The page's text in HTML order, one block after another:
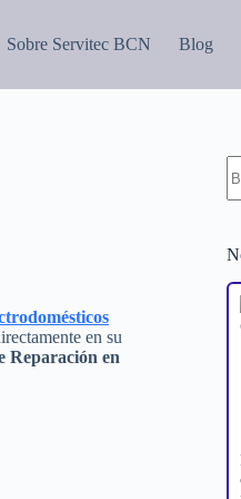
Sobre Servitec BCN Blog
en su
Reparación en